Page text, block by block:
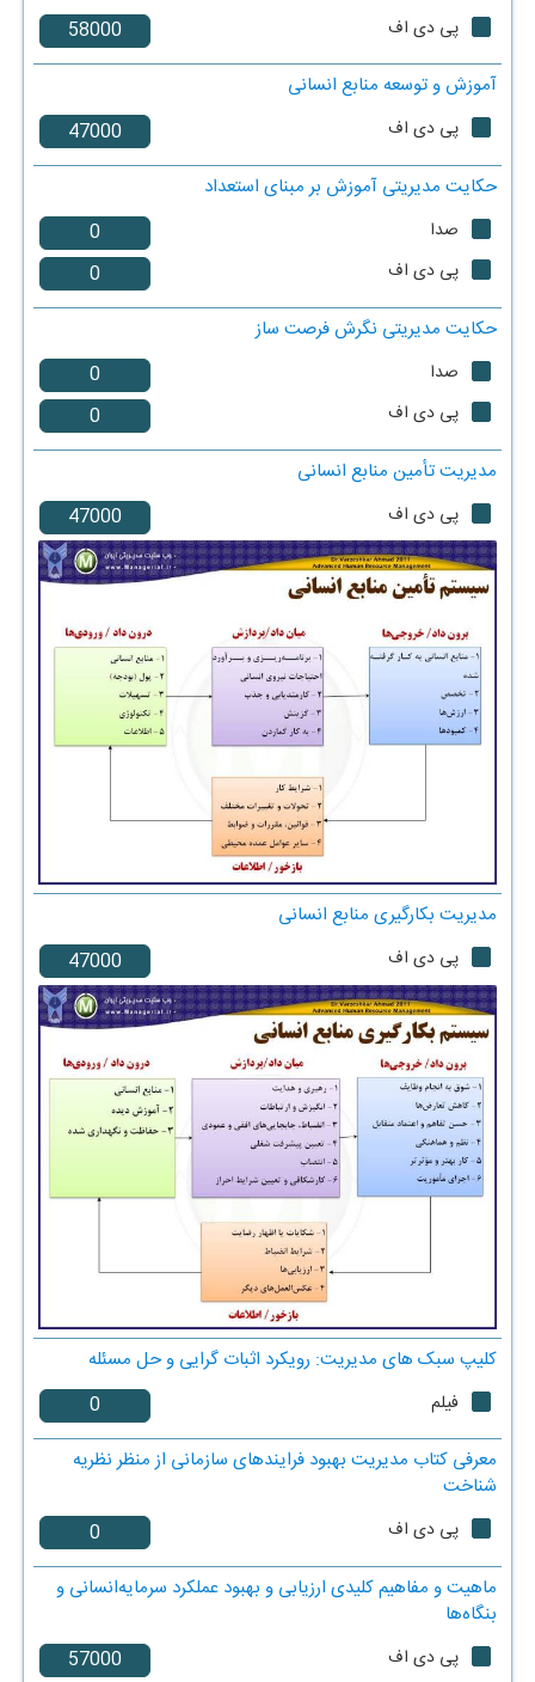
پی دی اف
آموزش و توسعه منابع انسانی
پی دی اف
حکایت مدیریتی آموزش بر مبنای استعداد
صدا
پی دی اف
حکایت مدیریتی نگرش فرصت ساز
صدا
پی دی اف
مدیریت تأمین منابع انسانی
پی دی اف
مدیریت بکارگیری منابع انسانی
پی دی اف
کلیپ سبک های مدیریت: رویکرد اثبات گرایی و حل مسئله
فیلم
معرفی کتاب مدیریت بهبود فرایندهای سازمانی از منظر نظریه
شناخت
پی دی اف
ماهیت و مفاهیم کلیدی ارزیابی و بهبود عملکرد سرمایه‌انسانی و
بنگاه‌ها
پی دی اف